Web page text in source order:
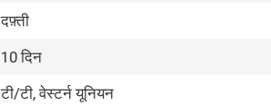
दफ़्ती
10 दिन
टी/टी, वेस्टर्न यूनियन